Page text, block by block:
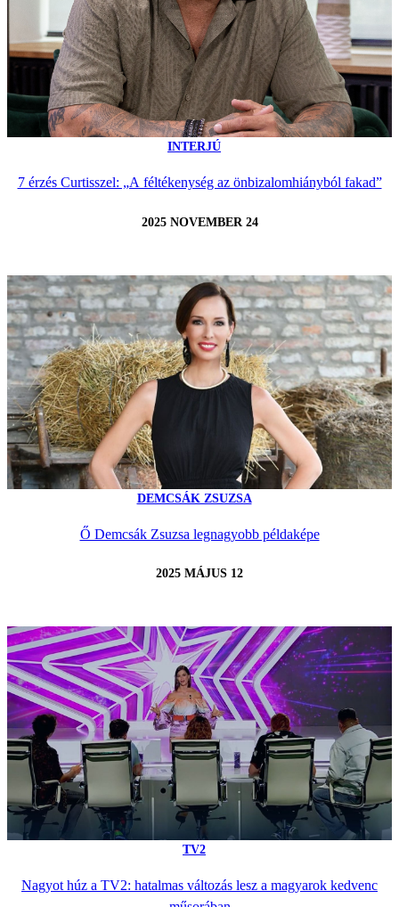
INTERJÚ
7 érzés Curtisszel: „A féltékenység az önbizalomhiányból fakad”
2025 NOVEMBER 24
DEMCSÁK ZSUZSA
Ő Demcsák Zsuzsa legnagyobb példaképe
2025 MÁJUS 12
TV2
Nagyot húz a TV2: hatalmas változás lesz a magyarok kedvenc